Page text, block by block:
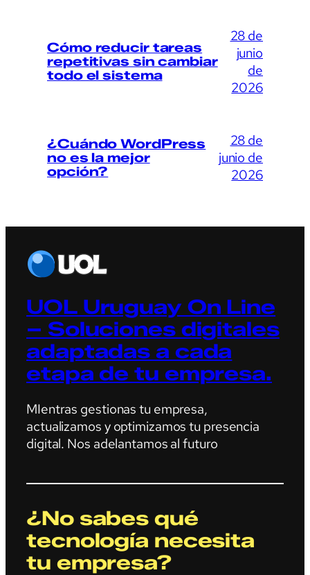
Cómo reducir tareas
repetitivas sin cambiar
todo el sistema
28 de
junio
de
2026
¿Cuándo WordPress
no es la mejor
opción?
28 de
junio de
2026
UOL Uruguay On Line
– Soluciones digitales
adaptadas a cada
etapa de tu empresa.
MIentras gestionas tu empresa,
actualizamos y optimizamos tu presencia
digital. Nos adelantamos al futuro
¿No sabes qué
tecnología necesita
tu empresa?